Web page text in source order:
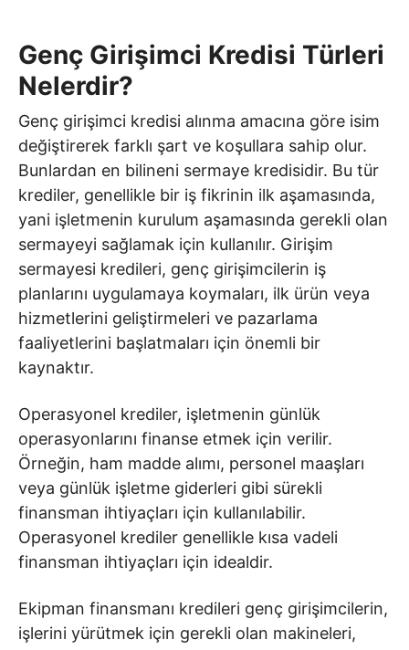
Genç Girişimci Kredisi Türleri
Nelerdir?
Genç girişimci kredisi alınma amacına göre isim
değiştirerek farklı şart ve koşullara sahip olur.
Bunlardan en bilineni sermaye kredisidir. Bu tür
krediler, genellikle bir iş fikrinin ilk aşamasında,
yani işletmenin kurulum aşamasında gerekli olan
sermayeyi sağlamak için kullanılır. Girişim
sermayesi kredileri, genç girişimcilerin iş
planlarını uygulamaya koymaları, ilk ürün veya
hizmetlerini geliştirmeleri ve pazarlama
faaliyetlerini başlatmaları için önemli bir
kaynaktır.
Operasyonel krediler, işletmenin günlük
operasyonlarını finanse etmek için verilir.
Örneğin, ham madde alımı, personel maaşları
veya günlük işletme giderleri gibi sürekli
finansman ihtiyaçları için kullanılabilir.
Operasyonel krediler genellikle kısa vadeli
finansman ihtiyaçları için idealdir.
Ekipman finansmanı kredileri genç girişimcilerin,
işlerini yürütmek için gerekli olan makineleri,